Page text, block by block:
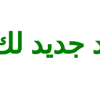
جديد